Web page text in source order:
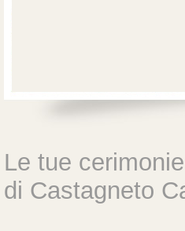
Le tue
di Castagneto